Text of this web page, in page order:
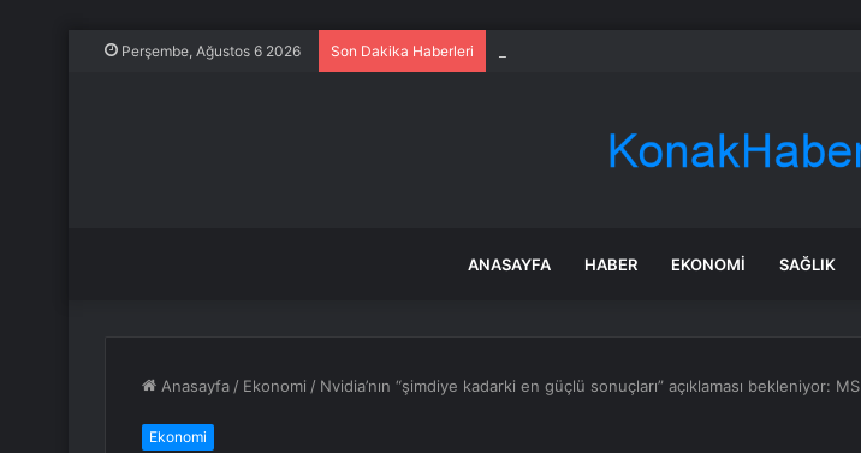
Perşembe, Ağustos 6 2026 Son Dakika Haberleri
ANASAYFA HABER EKONOMI SAĞLIK
Anasayfa / Ekonomi / Nvidia’nın “şimdiye kadarki en güçlü sonuçları” açıklaması bekleniyor: MS
Ekonomi